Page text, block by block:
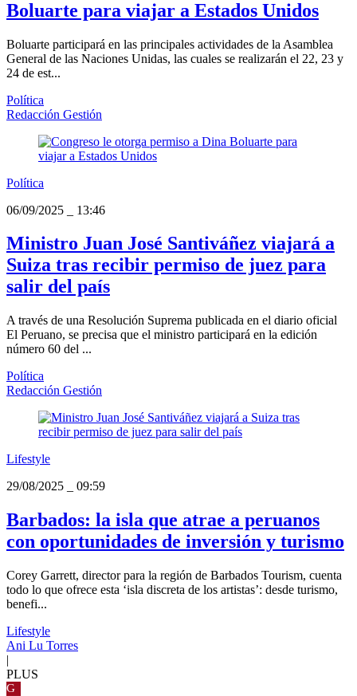
Boluarte para viajar a Estados Unidos
Boluarte participará en las principales actividades de la Asamblea
General de las Naciones Unidas, las cuales se realizarán el 22, 23 y
24 de est...
Política
Redacción Gestión
Política
06/09/2025
13:46
Ministro Juan José Santiváñez viajará a
Suiza tras recibir permiso de juez para
salir del país
A través de una Resolución Suprema publicada en el diario oficial
El Peruano, se precisa que el ministro participará en la edición
número 60 del ...
Política
Redacción Gestión
Lifestyle
29/08/2025
09:59
Barbados: la isla que atrae a peruanos
con oportunidades de inversión y turismo
Corey Garrett, director para la región de Barbados Tourism, cuenta
todo lo que ofrece esta ‘isla discreta de los artistas’: desde turismo,
benefi...
Lifestyle
Ani Lu Torres
|
PLUS
G